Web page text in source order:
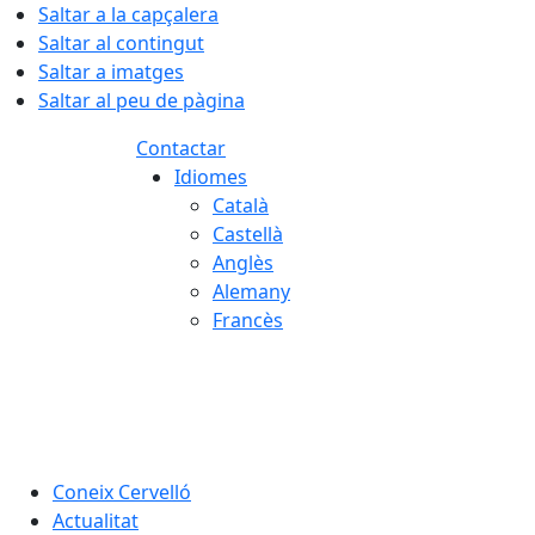
Saltar a la capçalera
Saltar al contingut
Saltar a imatges
Saltar al peu de pàgina
Contactar
Idiomes
Català
Castellà
Anglès
Alemany
Francès
Coneix Cervelló
Actualitat